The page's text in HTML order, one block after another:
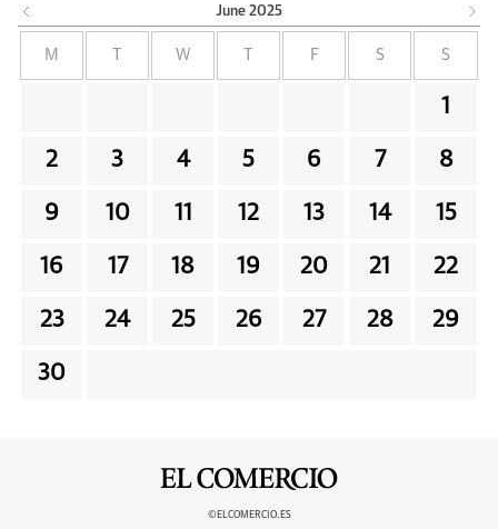
June 2025
M W F S S
1
2 3 4 5 6 7 8
9 10 11 12 13 14 15
16 17 18 19 20 21 22
23 24 25 26 27 28 29
30
©ELCOMERCIO.ES